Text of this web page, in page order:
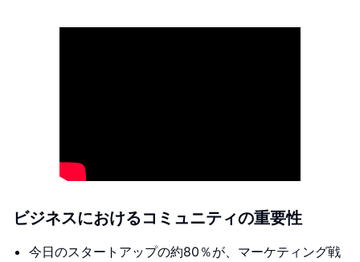
ビジネスにおけるコミュニティの重要性
今日のスタートアップの約80％が、マーケティング戦